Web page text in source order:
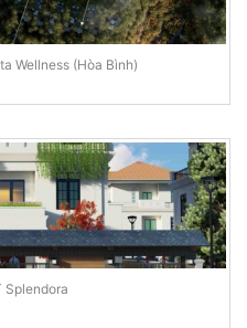
Wellness (Hòa Bình)
Splendora